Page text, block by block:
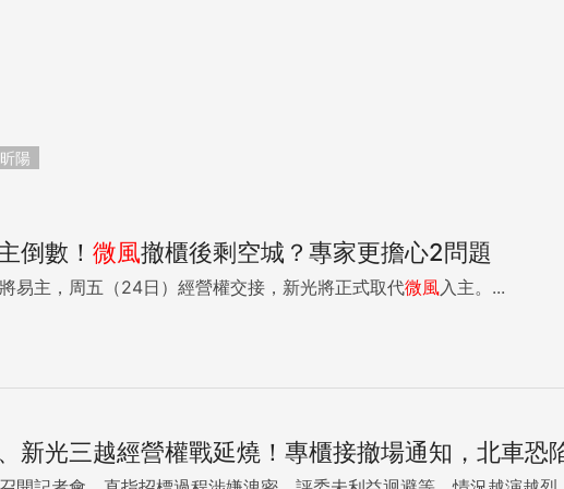
陽
倒數！ 微風撤櫃後剩空城？專家更擔心2問題
易主，周五（24日）經營權交接，新光將正式取代微風入主。...
、新光三越經營權戰延燒！專櫃接撤場通知，北車恐